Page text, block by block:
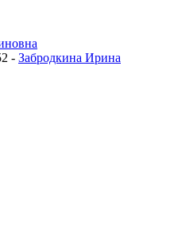
- Забродкина Ирина